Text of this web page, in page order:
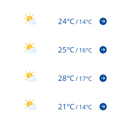
24°C/14°C
25°C/16°C
28°C/17°C
21°C/14°C